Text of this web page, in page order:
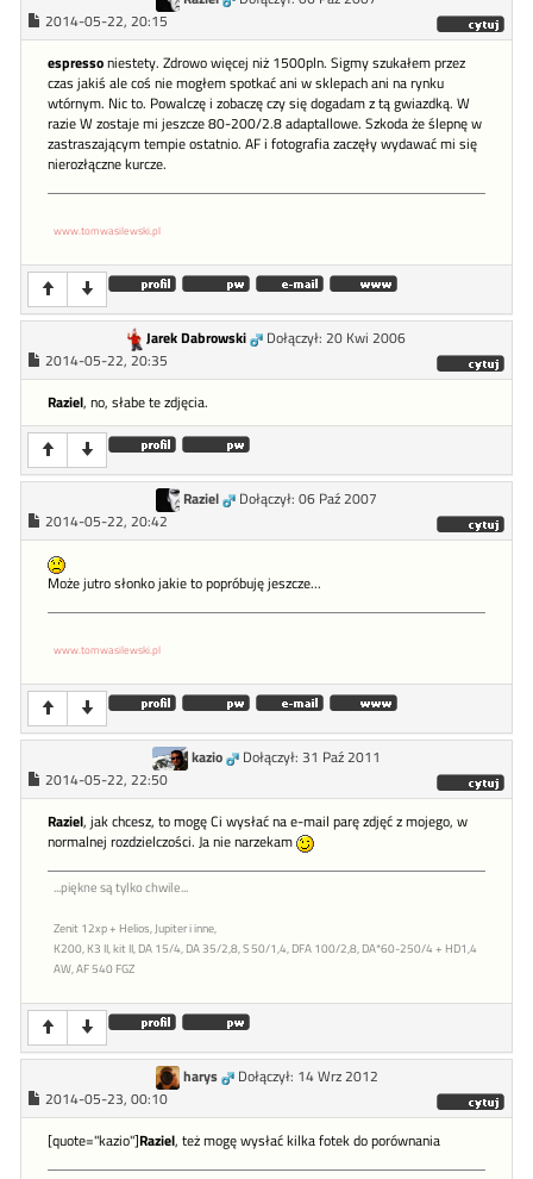
2014-05-22, 20:15
espressoniestety. Zdrowo więcej niż 1500pln. Sigmy szukałem przez
czas jakiś ale coś nie mogłem spotkać ani w sklepach ani na rynku
wtórnym. Nic to. Powalczę i zobaczę czy się dogadam z tą gwiazdką. W
razie W zostaje mi jeszcze 80-200/2.8 adaptallowe. Szkoda że ślepnę w
zastraszającym tempie ostatnio. AF i fotografia zaczęły wydawać mi się
nierozłączne kurcze.
www.tomwasilewski.pl
Jarek Dabrowski
Dołączył: 20 Kwi 2006
2014-05-22, 20:35
Raziel, no, słabe te zdjęcia.
Raziel
Dołączył: 06 Paź 2007
2014-05-22, 20:42
Może jutro słonko jakie to popróbuję jeszcze...
www.tomwasilewski.pl
kazio
Dołączył: 31 Paź 2011
2014-05-22, 22:50
Raziel, jak chcesz, to mogę Ci wysłać na e-mail parę zdjęć z mojego, w
normalnej rozdzielczości. Ja nie narzekam
...piękne są tylko chwile...
Zenit 12xp + Helios, Jupiter i inne,
K200, K3 II, kit II, DA 15/4, DA 35/2,8, S 50/1,4, DFA 100/2,8, DA*60-250/4 + HD1,4
AW, AF 540 FGZ
harys
Dołączył: 14 Wrz 2012
2014-05-23, 00:10
[quote="kazio"]Raziel, też mogę wysłać kilka fotek do porównania